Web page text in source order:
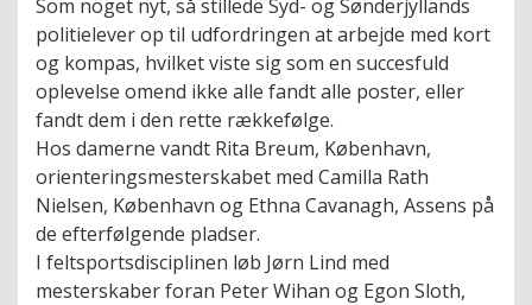
Som noget nyt, så stillede Syd- og Sønderjyllands
politielever op til udfordringen at arbejde med kort
og kompas, hvilket viste sig som en succesfuld
oplevelse omend ikke alle fandt alle poster, eller
fandt dem i den rette rækkefølge.
Hos damerne vandt Rita Breum, København,
orienteringsmesterskabet med Camilla Rath
Nielsen, København og Ethna Cavanagh, Assens på
de efterfølgende pladser.
I feltsportsdisciplinen løb Jørn Lind med
mesterskaber foran Peter Wihan og Egon Sloth,